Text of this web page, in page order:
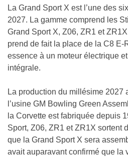
La Grand Sport X est l’une des
2027. La gamme comprend les
Grand Sport X, Z06, ZR1 et
prend de fait la place de la C8 E-
essence à un moteur électrique
intégrale.
La production du millésime 2027
l’usine GM Bowling Green
la Corvette est fabriquée depuis
Sport, Z06, ZR1 et ZR1X sortent
que la Grand Sport X sera
avait auparavant confirmé que la